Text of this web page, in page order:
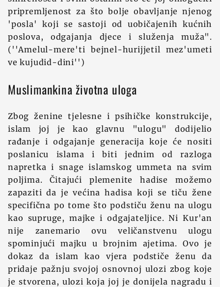
pripremljenost za što bolje obavljanje njenog
'posla' koji se sastoji od uobičajenih kućnih
poslova, odgajanja djece i služenja muža".
(''Amelul-mere'ti bejnel-hurijjetil mez'umeti
ve kujudid-dini'')
Muslimankina životna uloga
Zbog ženine tjelesne i psihičke konstrukcije,
islam joj je kao glavnu "ulogu" dodijelio
rađanje i odgajanje generacija koje će nositi
poslanicu islama i biti jednim od razloga
napretka i snage islamskog ummeta na svim
poljima. Čitajući plemenite hadise možemo
zapaziti da je većina hadisa koji se tiču žene
specifična po tome što podstiču ženu na ulogu
kao supruge, majke i odgajateljice. Ni Kur'an
nije zanemario ovu veličanstvenu ulogu
spominjući majku u brojnim ajetima. Ovo je
dokaz da islam kao vjera podstiče ženu da
pridaje pažnju svojoj osnovnoj ulozi zbog koje
je stvorena, ulozi koja joj je donijela nagradu i